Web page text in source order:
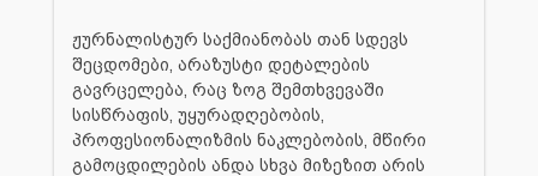
ჟურნალისტურ საქმიანობას თან სდევს
შეცდომები, არაზუსტი დეტალების
გავრცელება, რაც ზოგ შემთხვევაში
სისწრაფის, უყურადღებობის,
პროფესიონალიზმის ნაკლებობის, მწირი
გამოცდილების ანდა სხვა მიზეზით არის